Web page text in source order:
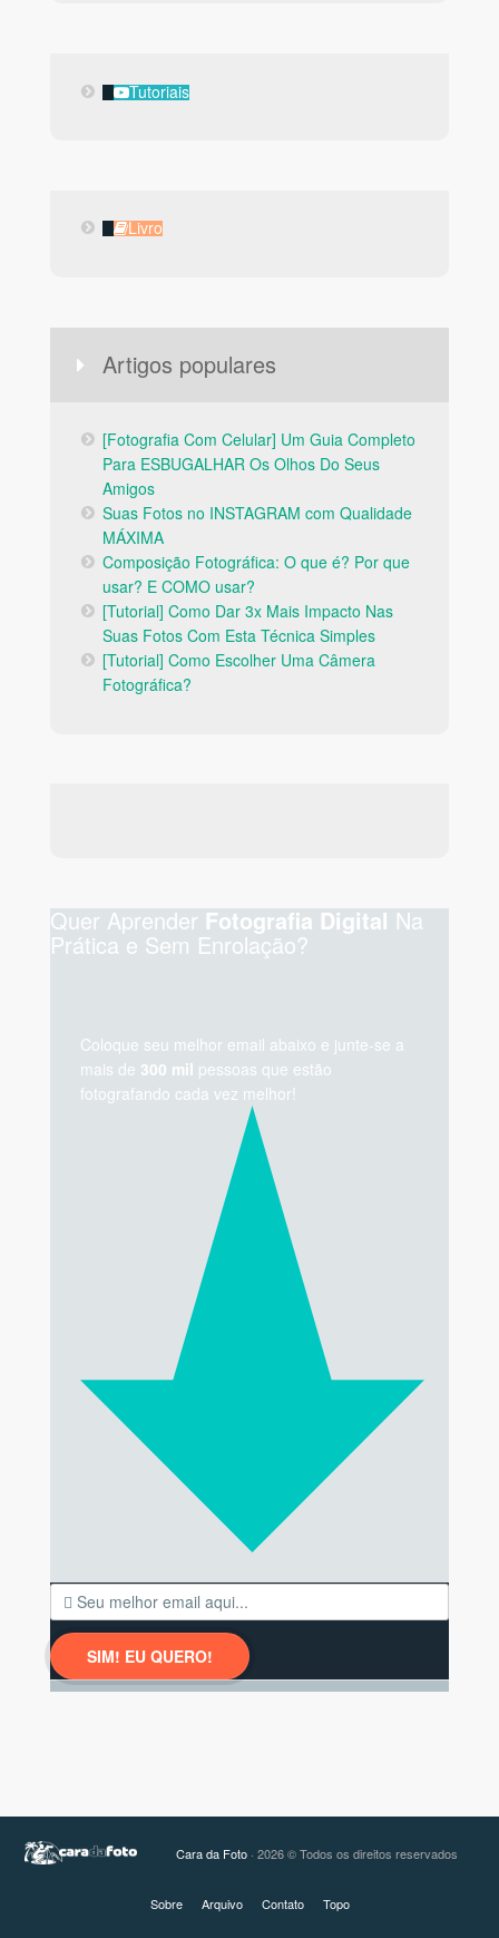
TutoriaisTutoriais
LivroLivro
Artigos populares
[Fotografia Com Celular] Um Guia Completo
Para ESBUGALHAR Os Olhos Do Seus
Amigos
Suas Fotos no INSTAGRAM com Qualidade
MÁXIMA
Composição Fotográfica: O que é? Por que
usar? E COMO usar?
[Tutorial] Como Dar 3x Mais Impacto Nas
Suas Fotos Com Esta Técnica Simples
[Tutorial] Como Escolher Uma Câmera
Fotográfica?
Quer Aprender Fotografia Digital Na
Prática e Sem Enrolação?
Coloque seu melhor email abaixo e junte-se a
mais de 300 mil pessoas que estão
fotografando cada vez melhor!
Cara da Foto· 2026 © Todos os direitos reservados
Sobre Arquivo Contato Topo